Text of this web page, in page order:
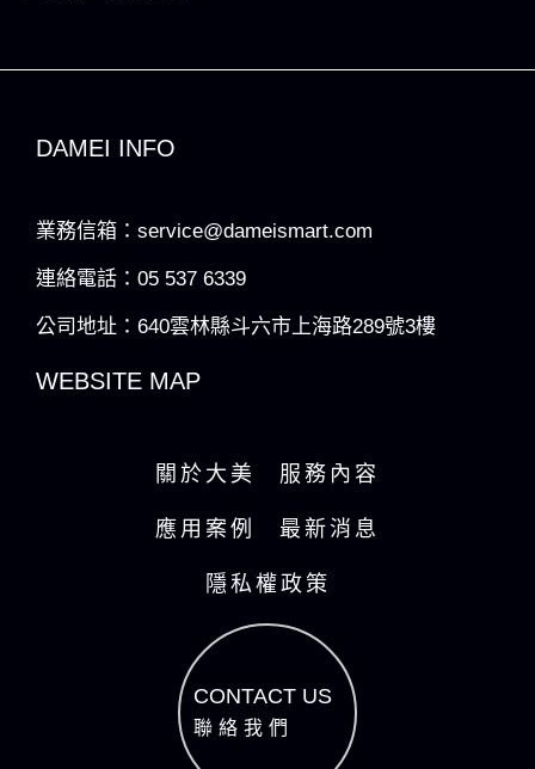
DAMEI INFO
業務信箱：service@dameismart.com
連絡電話：05 537 6339
公司地址：640雲林縣斗六市上海路289號3樓
WEBSITE MAP
關於大美 服務內容
應用案例 最新消息
隱私權政策
CONTACT US
聯絡我們